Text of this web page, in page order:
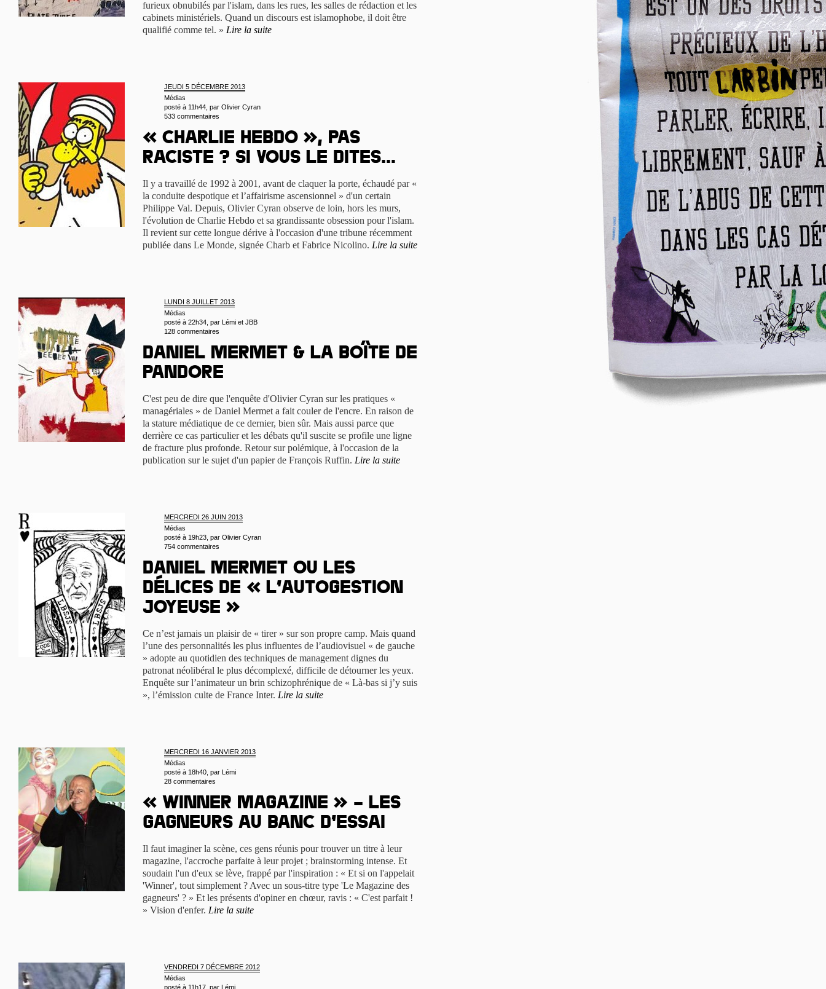
furieux obnubilés par l'islam, dans les rues, les salles de rédaction et les
cabinets ministériels. Quand un discours est islamophobe, il doit être
qualifié comme tel. » Lire la suite
JEUDI 5 DÉCEMBRE 2013
Médias
posté à 11h44, par Olivier Cyran
533 commentaires
« Charlie Hebdo », pas
raciste ? Si vous le dites…
Il y a travaillé de 1992 à 2001, avant de claquer la porte, échaudé par «
la conduite despotique et l’affairisme ascensionnel » d'un certain
Philippe Val. Depuis, Olivier Cyran observe de loin, hors les murs,
l'évolution de Charlie Hebdo et sa grandissante obsession pour l'islam.
Il revient sur cette longue dérive à l'occasion d'une tribune récemment
publiée dans Le Monde, signée Charb et Fabrice Nicolino. Lire la suite
LUNDI 8 JUILLET 2013
Médias
posté à 22h34, par Lémi et JBB
128 commentaires
Daniel Mermet & la Boîte de
Pandore
C'est peu de dire que l'enquête d'Olivier Cyran sur les pratiques «
managériales » de Daniel Mermet a fait couler de l'encre. En raison de
la stature médiatique de ce dernier, bien sûr. Mais aussi parce que
derrière ce cas particulier et les débats qu'il suscite se profile une ligne
de fracture plus profonde. Retour sur polémique, à l'occasion de la
publication sur le sujet d'un papier de François Ruffin. Lire la suite
MERCREDI 26 JUIN 2013
Médias
posté à 19h23, par Olivier Cyran
754 commentaires
Daniel Mermet ou les
délices de « l’autogestion
joyeuse »
Ce n’est jamais un plaisir de « tirer » sur son propre camp. Mais quand
l’une des personnalités les plus influentes de l’audiovisuel « de gauche
» adopte au quotidien des techniques de management dignes du
patronat néolibéral le plus décomplexé, difficile de détourner les yeux.
Enquête sur l’animateur un brin schizophrénique de « Là-bas si j’y suis
», l’émission culte de France Inter. Lire la suite
MERCREDI 16 JANVIER 2013
Médias
posté à 18h40, par Lémi
28 commentaires
« Winner magazine » – les
gagneurs au banc d’essai
Il faut imaginer la scène, ces gens réunis pour trouver un titre à leur
magazine, l'accroche parfaite à leur projet ; brainstorming intense. Et
soudain l'un d'eux se lève, frappé par l'inspiration : « Et si on l'appelait
'Winner', tout simplement ? Avec un sous-titre type 'Le Magazine des
gagneurs' ? » Et les présents d'opiner en chœur, ravis : « C'est parfait !
» Vision d'enfer. Lire la suite
VENDREDI 7 DÉCEMBRE 2012
Médias
posté à 11h17, par Lémi